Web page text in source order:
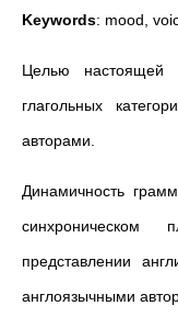
Keywords: mood,
Целью настоящей
глагольных
авторами.
Динамичность
синхроническом
представлении
англоязычными